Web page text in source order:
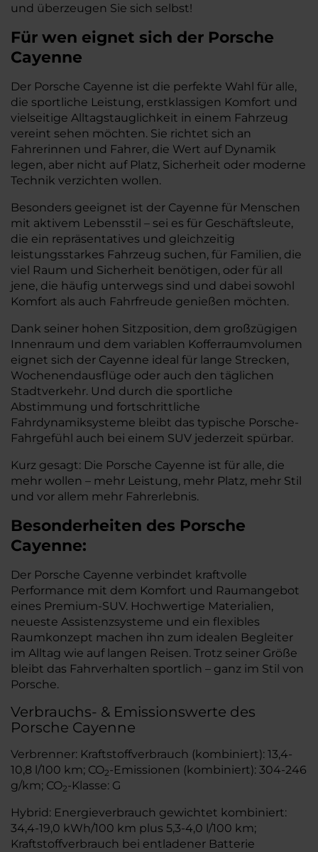
und überzeugen Sie sich selbst!
Für wen eignet sich der Porsche
Cayenne
Der Porsche Cayenne ist die perfekte Wahl für alle,
die sportliche Leistung, erstklassigen Komfort und
vielseitige Alltagstauglichkeit in einem Fahrzeug
vereint sehen möchten. Sie richtet sich an
Fahrerinnen und Fahrer, die Wert auf Dynamik
legen, aber nicht auf Platz, Sicherheit oder moderne
Technik verzichten wollen.
Besonders geeignet ist der Cayenne für Menschen
mit aktivem Lebensstil – sei es für Geschäftsleute,
die ein repräsentatives und gleichzeitig
leistungsstarkes Fahrzeug suchen, für Familien, die
viel Raum und Sicherheit benötigen, oder für all
jene, die häufig unterwegs sind und dabei sowohl
Komfort als auch Fahrfreude genießen möchten.
Dank seiner hohen Sitzposition, dem großzügigen
Innenraum und dem variablen Kofferraumvolumen
eignet sich der Cayenne ideal für lange Strecken,
Wochenendausflüge oder auch den täglichen
Stadtverkehr. Und durch die sportliche
Abstimmung und fortschrittliche
Fahrdynamiksysteme bleibt das typische Porsche-
Fahrgefühl auch bei einem SUV jederzeit spürbar.
Kurz gesagt: Die Porsche Cayenne ist für alle, die
mehr wollen – mehr Leistung, mehr Platz, mehr Stil
und vor allem mehr Fahrerlebnis.
Besonderheiten des Porsche
Cayenne:
Der Porsche Cayenne verbindet kraftvolle
Performance mit dem Komfort und Raumangebot
eines Premium-SUV. Hochwertige Materialien,
neueste Assistenzsysteme und ein flexibles
Raumkonzept machen ihn zum idealen Begleiter
im Alltag wie auf langen Reisen. Trotz seiner Größe
bleibt das Fahrverhalten sportlich – ganz im Stil von
Porsche.
Verbrauchs- & Emissionswerte des
Porsche Cayenne
Verbrenner: Kraftstoffverbrauch (kombiniert): 13,4-
10,8 l/100 km; CO2-Emissionen (kombiniert): 304-246
g/km; CO2-Klasse: G
Hybrid: Energieverbrauch gewichtet kombiniert:
34,4-19,0 kWh/100 km plus 5,3-4,0 l/100 km;
Kraftstoffverbrauch bei entladener Batterie